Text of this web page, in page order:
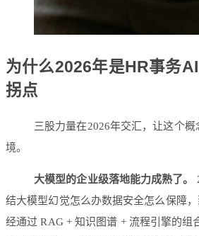
为什么2026年是HR事务
拐点
三股力量在2026年交汇，让这个概
境。
大模型的企业级落地能力成熟了。
结大模型幻觉怎么办数据安全怎么保障
经通过 RAG + 知识图谱 + 流程引擎的组